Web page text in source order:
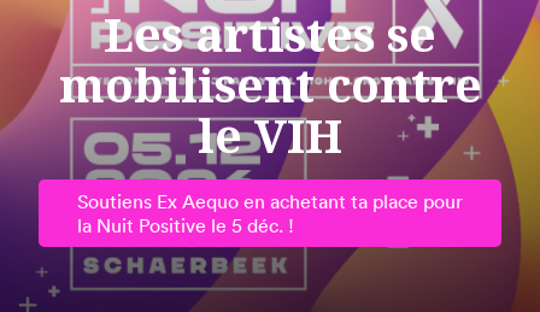
Les artistes se
mobilisent contre
le VIH
Soutiens Ex Aequo en achetant ta place pour
la Nuit Positive le 5 déc. !